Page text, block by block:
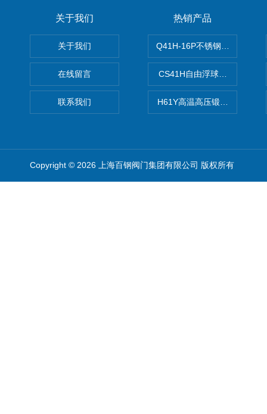
关于我们
关于我们
在线留言
联系我们
热销产品
Q41H-16P不锈钢硬密封球阀
CS41H自由浮球式蒸汽疏水
H61Y高温高压锻钢止回阀
Copyright © 2026 上海百钢阀门集团有限公司 版权所有